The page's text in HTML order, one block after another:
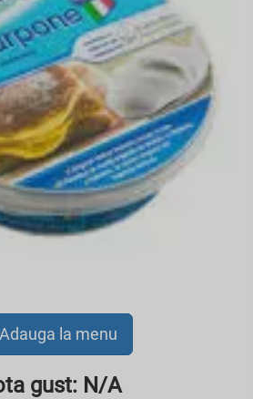
Adauga la menu
gust: N/A